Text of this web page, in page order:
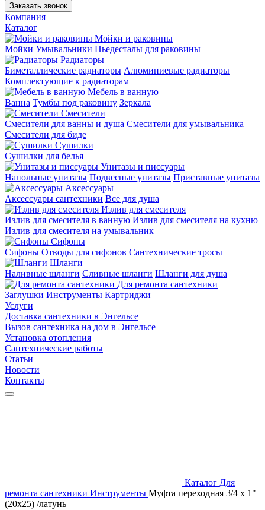
Заказать звонок
Компания
Каталог
Мойки и раковины
Мойки Умывальники Пьедесталы для раковины
Радиаторы
Биметаллические радиаторы Алюминиевые радиаторы
Комплектующие к радиаторам
Мебель в ванную
Ванна Тумбы под раковину Зеркала
Смесители
Смесители для ванны и душа Смесители для умывальника
Смесители для биде
Сушилки
Сушилки для белья
Унитазы и писсуары
Напольные унитазы Подвесные унитазы Приставные унитазы
Аксессуары
Аксессуары сантехники Все для душа
Излив для смесителя
Излив для смесителя в ванную Излив для смесителя на кухню
Излив для смесителя на умывальник
Сифоны
Сифоны Отводы для сифонов Сантехнические тросы
Шланги
Наливные шланги Сливные шланги Шланги для душа
Для ремонта сантехники
Заглушки Инструменты Картриджи
Услуги
Доставка сантехники в Энгельсе
Вызов сантехника на дом в Энгельсе
Установка отопления
Сантехнические работы
Статьи
Новости
Контакты
Каталог Для
ремонта сантехники Инструменты Муфта переходная 3/4 х 1"
(20х25) /латунь